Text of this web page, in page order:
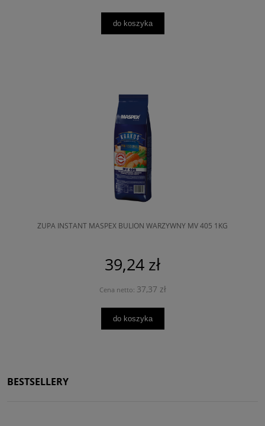
do koszyka
ZUPA INSTANT MASPEX BULION WARZYWNY MV 405 1KG
39,24 zł
Cena netto: 37,37 zł
do koszyka
BESTSELLERY